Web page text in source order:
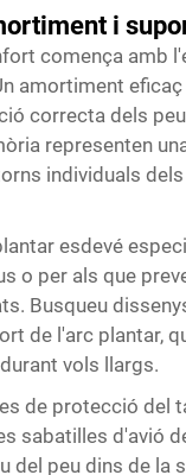
i
comença amb
amortiment
correcta dels
representen
individuals
esdevé
o per als que
Busqueu
de l'arc plantar,
vols llargs.
de protecció del
sabatilles d'avió
del peu dins de